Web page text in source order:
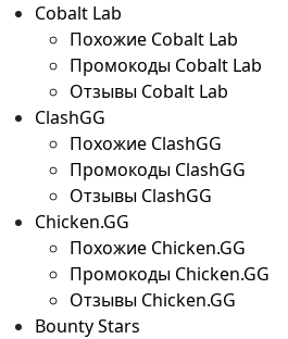
Cobalt Lab
Похожие Cobalt Lab
Промокоды Cobalt Lab
Отзывы Cobalt Lab
ClashGG
Похожие ClashGG
Промокоды ClashGG
Отзывы ClashGG
Chicken.GG
Похожие Chicken.GG
Промокоды Chicken.GG
Отзывы Chicken.GG
Bounty Stars